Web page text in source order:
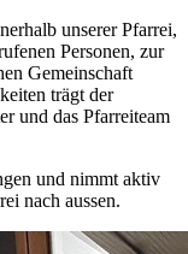
unserer Pfarrei,
Personen, zur
Gemeinschaft
trägt der
und das Pfarreiteam
und nimmt aktiv
nach aussen.